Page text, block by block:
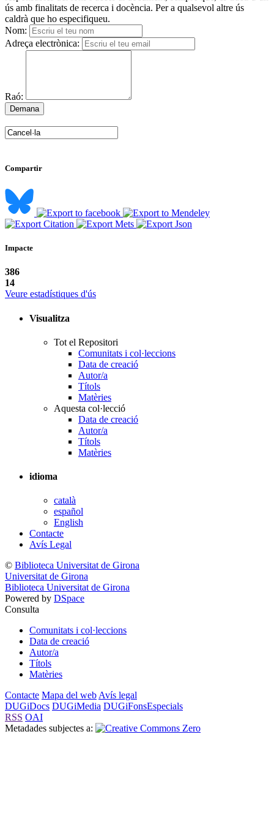
ús amb finalitats de recerca i docència. Per a qualsevol altre ús
caldrà que ho especifiqueu.
Nom:
Adreça electrònica:
Raó:
Compartir
Impacte
386
14
Veure estadístiques d'ús
Visualitza
Tot el Repositori
Comunitats i col·leccions
Data de creació
Autor/a
Títols
Matèries
Aquesta col·lecció
Data de creació
Autor/a
Títols
Matèries
idioma
català
español
English
Contacte
Avís Legal
© Biblioteca Universitat de Girona
Universitat de Girona
Biblioteca Universitat de Girona
Powered by DSpace
Consulta
Comunitats i col·leccions
Data de creació
Autor/a
Títols
Matèries
Contacte Mapa del webAvís legal
DUGiDocs DUGiMedia DUGiFonsEspecials
RSS OAI
Metadades subjectes a: